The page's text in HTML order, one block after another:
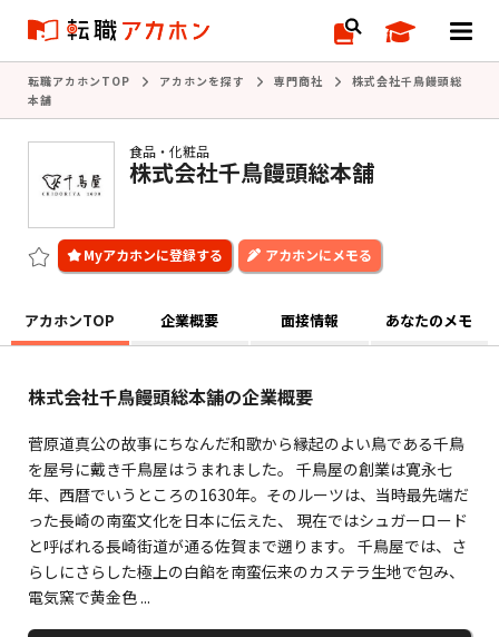
転職アカホンTOP アカホンを探す 専門商社
株式会社千鳥饅頭総
本舗
食品・化粧品
株式会社千鳥饅頭総本舗
アカホンにメモる
アカホンTOP 企業概要 面接情報 あなたのメモ
株式会社千鳥饅頭総本舗の企業概要
菅原道真公の故事にちなんだ和歌から縁起のよい鳥である千鳥
を屋号に戴き千鳥屋はうまれました。 千鳥屋の創業は寛永七
年、西暦でいうところの1630年。そのルーツは、当時最先端だ
った長崎の南蛮文化を日本に伝えた、 現在ではシュガーロード
と呼ばれる長崎街道が通る佐賀まで遡ります。 千鳥屋では、さ
らしにさらした極上の白餡を南蛮伝来のカステラ生地で包み、
電気窯で黄金色 ...